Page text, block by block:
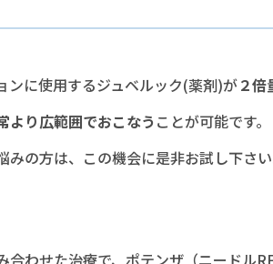
ンに使用するジュベルック(薬剤)が２倍
より広範囲でおこなう ことが可能です。
の方は、この機会に是非お試し下さい
わせた治療で、ポテンザ（ニードル